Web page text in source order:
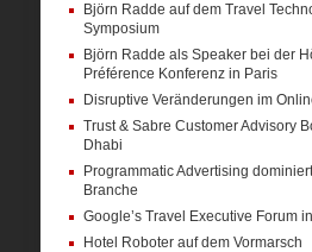
Björn Radde auf dem Travel
Symposium
Björn Radde als Speaker bei der
Préférence Konferenz in Paris
Disruptive Veränderungen im
Trust & Sabre Customer Advisory
Dhabi
Programmatic Advertising
Branche
Google’s Travel Executive Forum
Hotel Roboter auf dem Vormarsch